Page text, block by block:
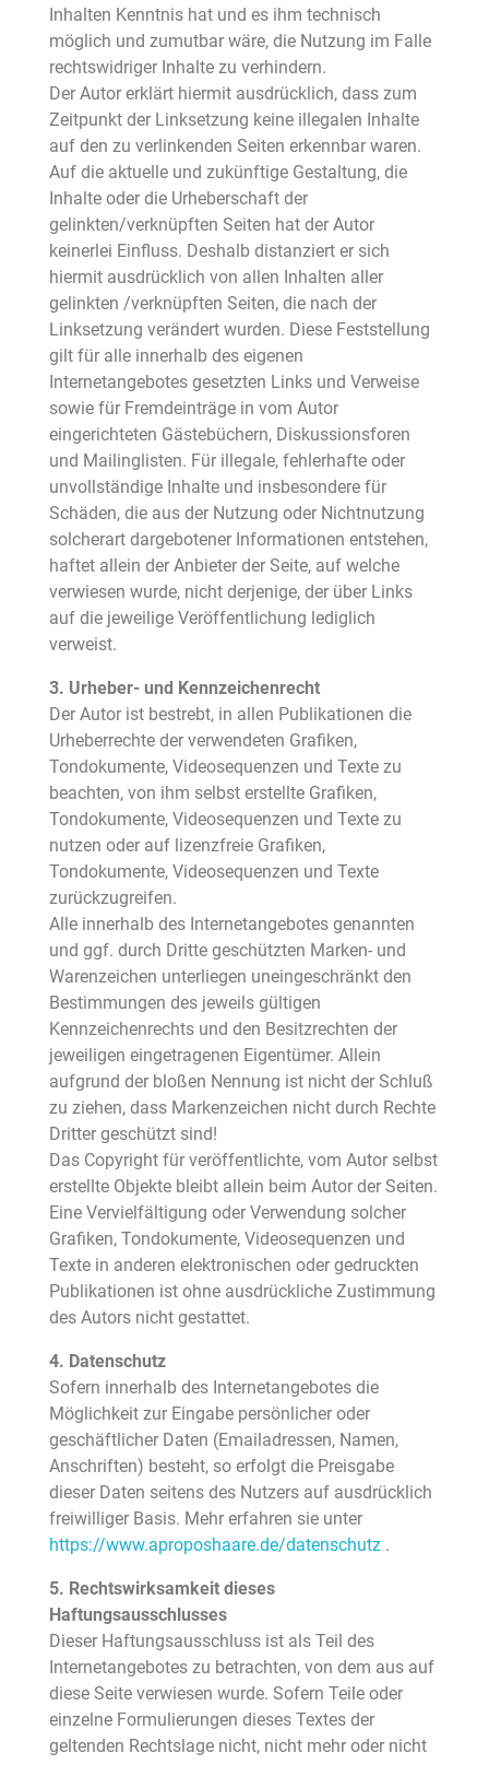
Inhalten Kenntnis hat und es ihm technisch
möglich und zumutbar wäre, die Nutzung im Falle
rechtswidriger Inhalte zu verhindern.
Der Autor erklärt hiermit ausdrücklich, dass zum
Zeitpunkt der Linksetzung keine illegalen Inhalte
auf den zu verlinkenden Seiten erkennbar waren.
Auf die aktuelle und zukünftige Gestaltung, die
Inhalte oder die Urheberschaft der
gelinkten/verknüpften Seiten hat der Autor
keinerlei Einfluss. Deshalb distanziert er sich
hiermit ausdrücklich von allen Inhalten aller
gelinkten /verknüpften Seiten, die nach der
Linksetzung verändert wurden. Diese Feststellung
gilt für alle innerhalb des eigenen
Internetangebotes gesetzten Links und Verweise
sowie für Fremdeinträge in vom Autor
eingerichteten Gästebüchern, Diskussionsforen
und Mailinglisten. Für illegale, fehlerhafte oder
unvollständige Inhalte und insbesondere für
Schäden, die aus der Nutzung oder Nichtnutzung
solcherart dargebotener Informationen entstehen,
haftet allein der Anbieter der Seite, auf welche
verwiesen wurde, nicht derjenige, der über Links
auf die jeweilige Veröffentlichung lediglich
verweist.
3. Urheber- und Kennzeichenrecht
Der Autor ist bestrebt, in allen Publikationen die
Urheberrechte der verwendeten Grafiken,
Tondokumente, Videosequenzen und Texte zu
beachten, von ihm selbst erstellte Grafiken,
Tondokumente, Videosequenzen und Texte zu
nutzen oder auf lizenzfreie Grafiken,
Tondokumente, Videosequenzen und Texte
zurückzugreifen.
Alle innerhalb des Internetangebotes genannten
und ggf. durch Dritte geschützten Marken- und
Warenzeichen unterliegen uneingeschränkt den
Bestimmungen des jeweils gültigen
Kennzeichenrechts und den Besitzrechten der
jeweiligen eingetragenen Eigentümer. Allein
aufgrund der bloßen Nennung ist nicht der Schluß
zu ziehen, dass Markenzeichen nicht durch Rechte
Dritter geschützt sind!
Das Copyright für veröffentlichte, vom Autor selbst
erstellte Objekte bleibt allein beim Autor der Seiten.
Eine Vervielfältigung oder Verwendung solcher
Grafiken, Tondokumente, Videosequenzen und
Texte in anderen elektronischen oder gedruckten
Publikationen ist ohne ausdrückliche Zustimmung
des Autors nicht gestattet.
4. Datenschutz
Sofern innerhalb des Internetangebotes die
Möglichkeit zur Eingabe persönlicher oder
geschäftlicher Daten (Emailadressen, Namen,
Anschriften) besteht, so erfolgt die Preisgabe
dieser Daten seitens des Nutzers auf ausdrücklich
freiwilliger Basis. Mehr erfahren sie unter
https://www.aproposhaare.de/datenschutz .
5. Rechtswirksamkeit dieses
Haftungsausschlusses
Dieser Haftungsausschluss ist als Teil des
Internetangebotes zu betrachten, von dem aus auf
diese Seite verwiesen wurde. Sofern Teile oder
einzelne Formulierungen dieses Textes der
geltenden Rechtslage nicht, nicht mehr oder nicht